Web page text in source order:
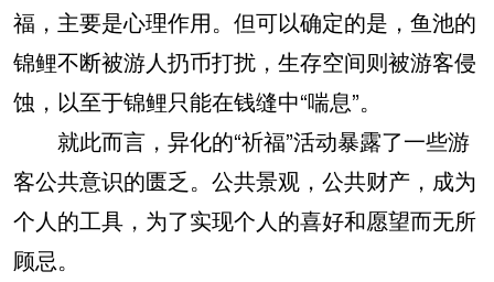
福，主要是心理作用。但可以确定的是，鱼池的
锦鲤不断被游人扔币打扰，生存空间则被游客侵
蚀，以至于锦鲤只能在钱缝中“喘息”。
就此而言，异化的“祈福”活动暴露了一些游
客公共意识的匮乏。公共景观，公共财产，成为
个人的工具，为了实现个人的喜好和愿望而无所
顾忌。